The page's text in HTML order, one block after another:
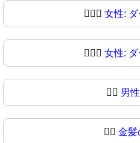
👱🏿‍♀️ 女性:
👱🏿‍♀ 女性:
👱‍♂️ 男
👱‍♂ 金髪